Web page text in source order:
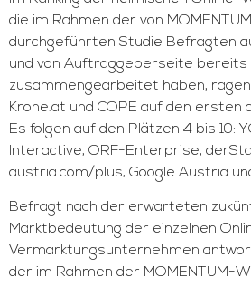
die im Rahmen der von
durchgeführten Studie Befragten
und von Auftraggeberseite bereits
zusammengearbeitet haben, ragen
Krone.at und COPE auf den ersten
Es folgen auf den Plätzen 4 bis 10:
Interactive, ORF-Enterprise,
austria.com/plus, Google Austria
Befragt nach der erwarteten
Marktbedeutung der einzelnen
Vermarktungsunternehmen
der im Rahmen der MOMENTUM-